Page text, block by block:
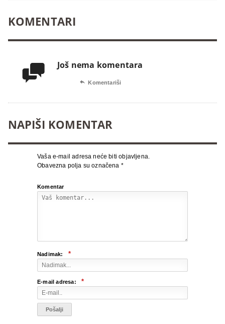
KOMENTARI
 Još nema komentara
 Komentariši
NAPIŠI KOMENTAR
Vaša e-mail adresa neće biti objavljena.
Obavezna polja su označena *
Komentar
Nadimak: *
E-mail adresa: *